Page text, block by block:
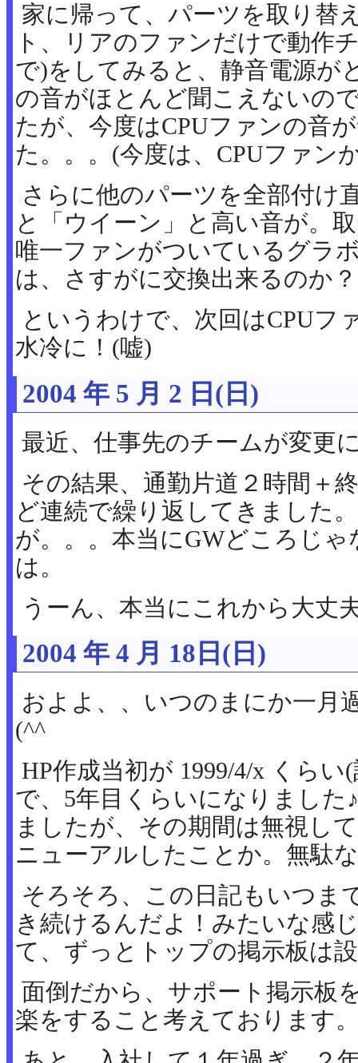
家に帰って、パーツを取り替
ト、リアのファンだけで動作
で)をしてみると、静音電源が
の音がほとんど聞こえないの
たが、今度はCPUファンの音
た。。。(今度は、CPUファン
さらに他のパーツを全部付け
と「ウイーン」と高い音が。
唯一ファンがついているグラ
は、さすがに交換出来るのか
というわけで、次回はCPUフ
水冷に！(嘘)
2004 年 5 月 2 日(日)
最近、仕事先のチームが変更
その結果、通勤片道２時間＋
ど連続で繰り返してきました
が。。。本当にGWどころじ
は。
うーん、本当にこれから大丈
2004 年 4 月 18日(日)
およよ、、いつのまにか一月
(^^ゞ
HP作成当初が 1999/4/x くら
で、5年目くらいになりました
ましたが、その期間は無視し
ニューアルしたことか。無駄
そろそろ、この日記もいつま
き続けるんだよ！みたいな感
て、ずっとトップの掲示板は
面倒だから、サポート掲示板
楽をすること考えております